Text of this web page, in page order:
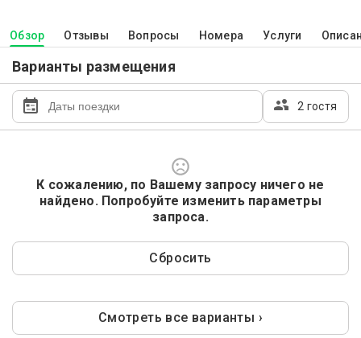
Обзор Отзывы Вопросы Номера Услуги
Варианты размещения
2 гостя
К сожалению, по Вашему запросу ничего не
найдено. Попробуйте изменить параметры
запроса.
Сбросить
Смотреть все варианты ›